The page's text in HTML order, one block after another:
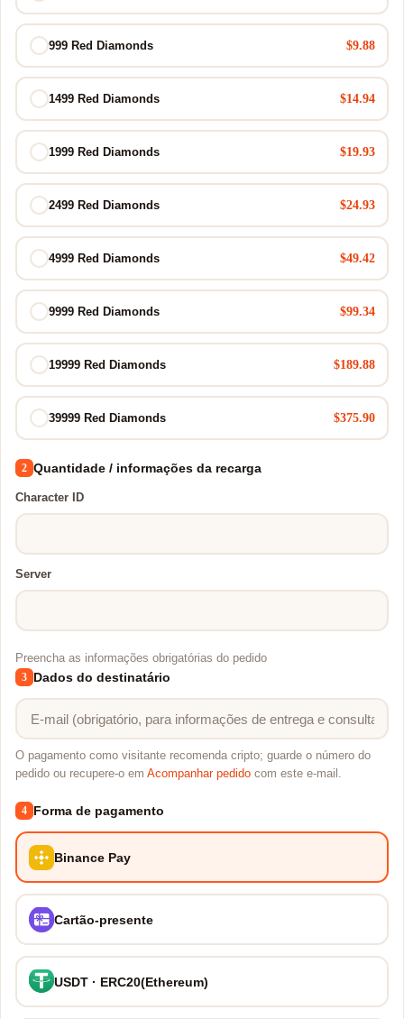
999 Red Diamonds $9.88
1499 Red Diamonds $14.94
1999 Red Diamonds $19.93
2499 Red Diamonds $24.93
4999 Red Diamonds $49.42
9999 Red Diamonds $99.34
19999 Red Diamonds $189.88
39999 Red Diamonds $375.90
2 Quantidade / informações da recarga
Character ID
Server
Preencha as informações obrigatórias do pedido
3 Dados do destinatário
O pagamento como visitante recomenda cripto; guarde o número do
pedido ou recupere-o em Acompanhar pedido com este e-mail.
4 Forma de pagamento
Binance Pay
Cartão-presente
USDT · ERC20(Ethereum)